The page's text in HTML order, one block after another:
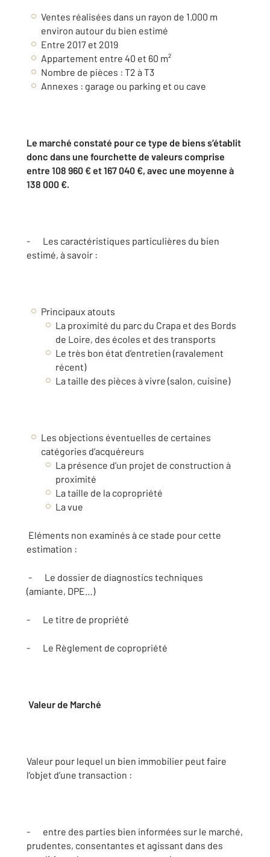
Ventes réalisées dans un rayon de 1.000 m
environ autour du bien estimé
Entre 2017 et 2019
Appartement entre 40 et 60 m²
Nombre de pièces : T2 à T3
Annexes : garage ou parking et ou cave
Le marché constaté pour ce type de biens s’établit
donc dans une fourchette de valeurs comprise
entre 108 960 € et 167 040 €, avec une moyenne à
138 000 €.
- Les caractéristiques particulières du bien
estimé, à savoir :
Principaux atouts
La proximité du parc du Crapa et des Bords
de Loire, des écoles et des transports
Le très bon état d’entretien (ravalement
récent)
La taille des pièces à vivre (salon, cuisine)
Les objections éventuelles de certaines
catégories d’acquéreurs
La présence d’un projet de construction à
proximité
La taille de la copropriété
La vue
Eléments non examinés à ce stade pour cette
estimation :
- Le dossier de diagnostics techniques
(amiante, DPE…)
- Le titre de propriété
- Le Règlement de copropriété
Valeur de Marché
Valeur pour lequel un bien immobilier peut faire
l’objet d’une transaction :
- entre des parties bien informées sur le marché,
prudentes, consentantes et agissant dans des